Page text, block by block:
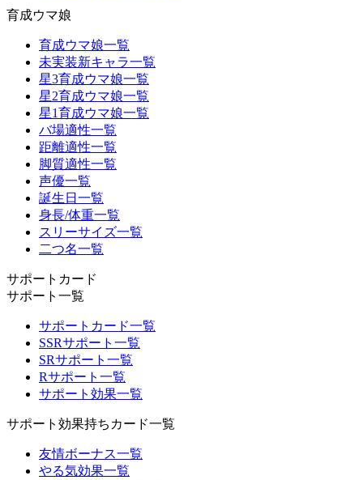
育成ウマ娘
育成ウマ娘一覧
未実装新キャラ一覧
星3育成ウマ娘一覧
星2育成ウマ娘一覧
星1育成ウマ娘一覧
バ場適性一覧
距離適性一覧
脚質適性一覧
声優一覧
誕生日一覧
身長/体重一覧
スリーサイズ一覧
二つ名一覧
サポートカード
サポート一覧
サポートカード一覧
SSRサポート一覧
SRサポート一覧
Rサポート一覧
サポート効果一覧
サポート効果持ちカード一覧
友情ボーナス一覧
やる気効果一覧